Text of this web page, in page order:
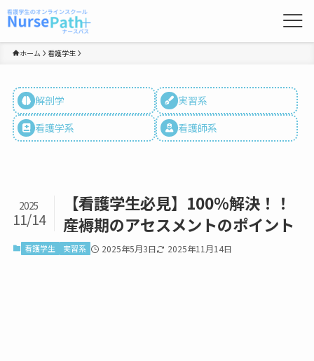
ホーム 看護学生
解剖学
実習系
看護学系
看護師系
【看護学生必見】100%解決！！
産褥期のアセスメントのポイント
2025
11/14
看護学生 実習系 2025年5月3日 2025年11月14日